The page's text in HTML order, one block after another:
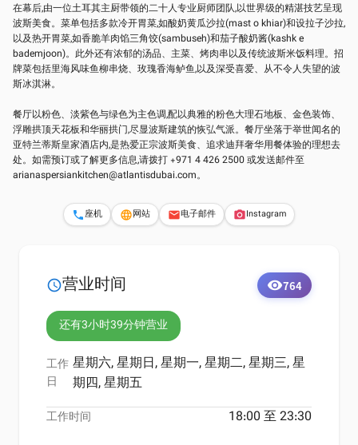
在幕后,由一位土耳其主厨带领的二十人专业厨师团队,以世界级的精湛技艺呈现
波斯美食。菜单包括多款冷开胃菜,如酸奶黄瓜沙拉(mast o khiar)和设拉子沙拉,
以及热开胃菜,如香脆羊肉馅三角饺(sambuseh)和茄子酸奶酱(kashk e
bademjoon)。此外还有浓郁的汤品、主菜、烤肉串以及传统波斯米饭料理。招
牌菜包括里海风味鱼柳串烧、玫瑰香海鲈鱼,以及深受喜爱、从不令人失望的波
斯冰淇淋。
餐厅以粉色、淡紫色与绿色为主色调,配以典雅的粉色大理石地板、金色装饰、
浮雕拱顶天花板和华丽拱门,尽显波斯建筑的恢弘气派。餐厅坐落于举世闻名的
亚特兰蒂斯皇家酒店内,是热爱正宗波斯美食、追求迪拜奢华用餐体验的理想去
处。如需预订或了解更多信息,请拨打 +971 4 426 2500 或发送邮件至
arianaspersiankitchen@atlantisdubai.com。
phone座机 language网站 email电子邮件 photo_cameraInstagram
schedule营业时间 visibility764
还有3小时39分钟营业
工作
日
星期六, 星期日, 星期一, 星期二, 星期三, 星
期四, 星期五
工作时间 18:00 至 23:30